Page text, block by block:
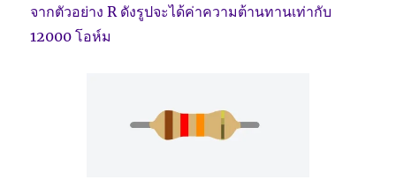
จากตัวอย่าง R ดังรูปจะได้ค่าความต้านทานเท่ากับ
12000 โอห์ม